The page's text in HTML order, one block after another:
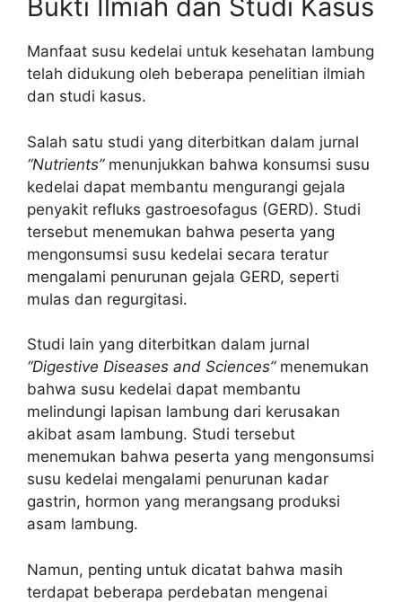
Bukti Ilmiah dan Studi Kasus
Manfaat susu kedelai untuk kesehatan lambung
telah didukung oleh beberapa penelitian ilmiah
dan studi kasus.
Salah satu studi yang diterbitkan dalam jurnal
“Nutrients”menunjukkan bahwa konsumsi susu
kedelai dapat membantu mengurangi gejala
penyakit refluks gastroesofagus (GERD). Studi
tersebut menemukan bahwa peserta yang
mengonsumsi susu kedelai secara teratur
mengalami penurunan gejala GERD, seperti
mulas dan regurgitasi.
Studi lain yang diterbitkan dalam jurnal
“Digestive Diseases and Sciences”menemukan
bahwa susu kedelai dapat membantu
melindungi lapisan lambung dari kerusakan
akibat asam lambung. Studi tersebut
menemukan bahwa peserta yang mengonsumsi
susu kedelai mengalami penurunan kadar
gastrin, hormon yang merangsang produksi
asam lambung.
Namun, penting untuk dicatat bahwa masih
terdapat beberapa perdebatan mengenai